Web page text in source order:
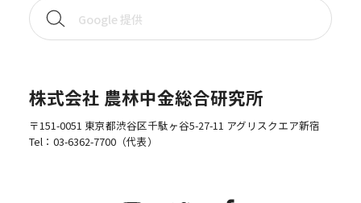
株式会社 農林中金総合研究所
〒151-0051 東京都渋谷区千駄ヶ谷5-27-11 アグリスクエア新宿
Tel： 03-6362-7700（代表）